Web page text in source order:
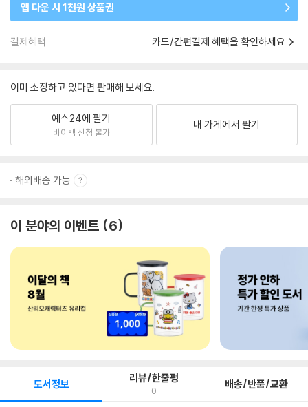
앱 다운 시 1천원 상품권
결제혜택 카드/간편결제 혜택을 확인하세요
이미 소장하고 있다면 판매해 보세요.
예스24에 팔기
바이백 신청 불가
내 가게에서 팔기
해외배송 가능
이 분야의 이벤트 6
도서정보 리뷰/한줄평
0 배송/반품/교환